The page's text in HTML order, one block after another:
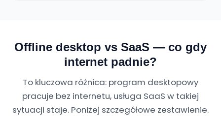
Offline desktop vs SaaS — co gdy
internet padnie?
To kluczowa różnica: program desktopowy
pracuje bez internetu, usługa SaaS w takiej
sytuacji staje. Poniżej szczegółowe zestawienie.